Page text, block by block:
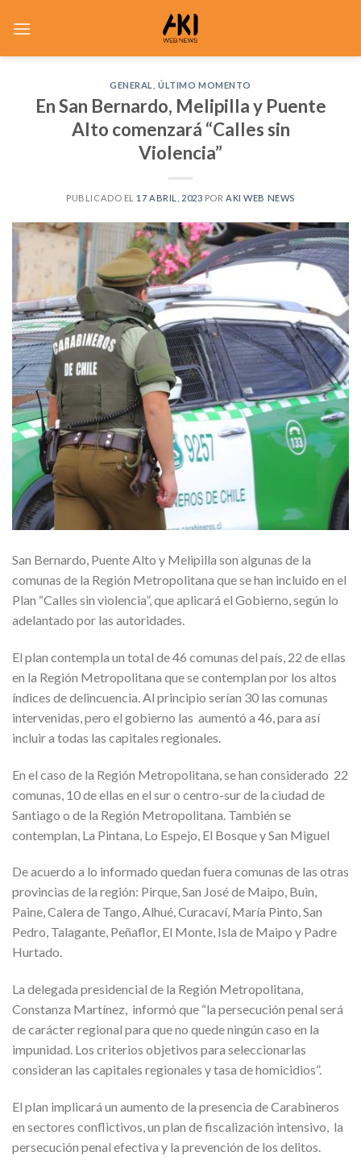
GENERAL ,ÚLTIMO MOMENTO
En San Bernardo, Melipilla y Puente
Alto comenzará “Calles sin
Violencia”
PUBLICADO EL 17 ABRIL, 2023 POR AKI WEB NEWS
San Bernardo, Puente Alto y Melipilla son algunas de la
comunas de la Región Metropolitana que se han incluido en el
Plan “Calles sin violencia”, que aplicará el Gobierno, según lo
adelantado por las autoridades.
El plan contempla un total de 46 comunas del país, 22 de ellas
en la Región Metropolitana que se contemplan por los altos
índices de delincuencia. Al principio serían 30 las comunas
intervenidas, pero el gobierno las aumentó a 46, para así
incluir a todas las capitales regionales.
En el caso de la Región Metropolitana, se han considerado 22
comunas, 10 de ellas en el sur o centro-sur de la ciudad de
Santiago o de la Región Metropolitana. También se
contemplan, La Pintana, Lo Espejo, El Bosque y San Miguel
De acuerdo a lo informado quedan fuera comunas de las otras
provincias de la región: Pirque, San José de Maipo, Buin,
Paine, Calera de Tango, Alhué, Curacaví, María Pinto, San
Pedro, Talagante, Peñaflor, El Monte, Isla de Maipo y Padre
Hurtado.
La delegada presidencial de la Región Metropolitana,
Constanza Martínez, informó que “la persecución penal será
de carácter regional para que no quede ningún caso en la
impunidad. Los criterios objetivos para seleccionarlas
consideran las capitales regionales y tasa de homicidios”.
El plan implicará un aumento de la presencia de Carabineros
en sectores conflictivos, un plan de fiscalización intensivo, la
persecución penal efectiva y la prevención de los delitos.